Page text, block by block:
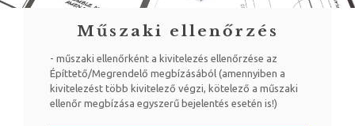
Műszaki ellenőrzés
- műszaki ellenőrként a kivitelezés ellenőrzése az
Építtető/Megrendelő megbízásából (amennyiben a
kivitelezést több kivitelező végzi, kötelező a műszaki
ellenőr megbízása egyszerű bejelentés esetén is!)